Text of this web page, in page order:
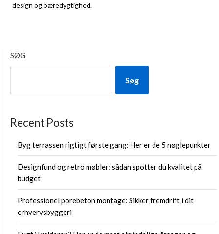
design og bæredygtighed.
SØG
Søg
Recent Posts
Byg terrassen rigtigt første gang: Her er de 5 nøglepunkter
Designfund og retro møbler: sådan spotter du kvalitet på
budget
Professionel porebeton montage: Sikker fremdrift i dit
erhvervsbyggeri